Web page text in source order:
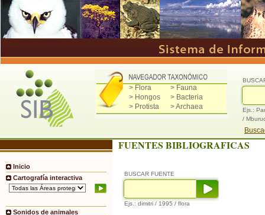
> Flora
> Fauna
> Hongos
> Bacteria
> Protista
> Archaea
Ejs.:
/
Inicio
Cartografía interactiva
Sonidos de animales
FUENTES BIBLIOGRAFICAS
BUSCAR FUENTE
Ejs.: dimitri / 1995 / flora